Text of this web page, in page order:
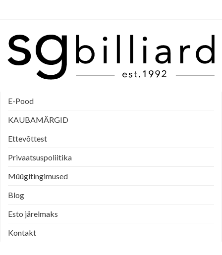
E-Pood
KAUBAMÄRGID
Ettevõttest
Privaatsuspoliitika
Müügitingimused
Blog
Esto järelmaks
Kontakt